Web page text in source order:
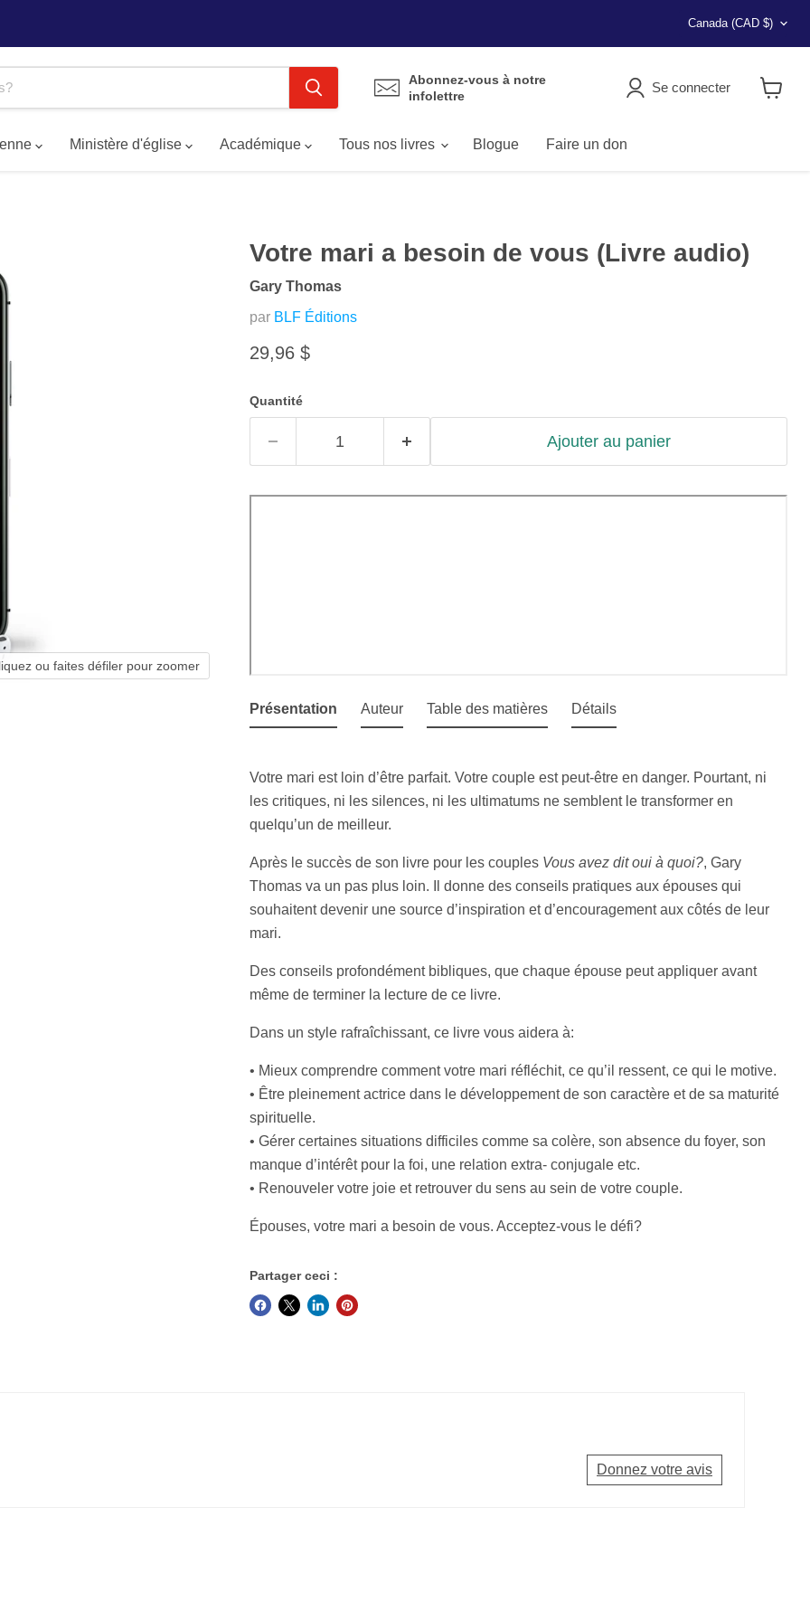
Pays
Canada (CAD $)
Abonnez-vous à notre
infolettre
Se connecter
Ministère d'église Académique Tous nos livres Blogue Faire un don
ou faites défiler pour zoomer
Votre mari a besoin de vous (Livre audio)
Gary Thomas
par BLF Éditions
Prix actuel
29,96 $
Quantité
Ajouter au panier
Présentation
Votre mari est loin d’être parfait. Votre couple est peut-être en danger. Pourtant, ni
les critiques, ni les silences, ni les ultimatums ne semblent le transformer en
quelqu’un de meilleur.
Après le succès de son livre pour les couples Vous avez dit oui à quoi?, Gary
Thomas va un pas plus loin. Il donne des conseils pratiques aux épouses qui
souhaitent devenir une source d’inspiration et d’encouragement aux côtés de leur
mari.
Des conseils profondément bibliques, que chaque épouse peut appliquer avant
même de terminer la lecture de ce livre.
Dans un style rafraîchissant, ce livre vous aidera à:
• Mieux comprendre comment votre mari réfléchit, ce qu’il ressent, ce qui le motive.
• Être pleinement actrice dans le développement de son caractère et de sa maturité
spirituelle.
• Gérer certaines situations difficiles comme sa colère, son absence du foyer, son
manque d’intérêt pour la foi, une relation extra- conjugale etc.
• Renouveler votre joie et retrouver du sens au sein de votre couple.
Épouses, votre mari a besoin de vous. Acceptez-vous le défi?
Auteur Table des matières Détails
Partager ceci :
Donnez votre avis